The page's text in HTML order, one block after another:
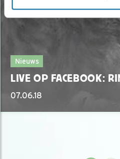
Nieuws
LIVE OP FACEBOOK:
07.06.18